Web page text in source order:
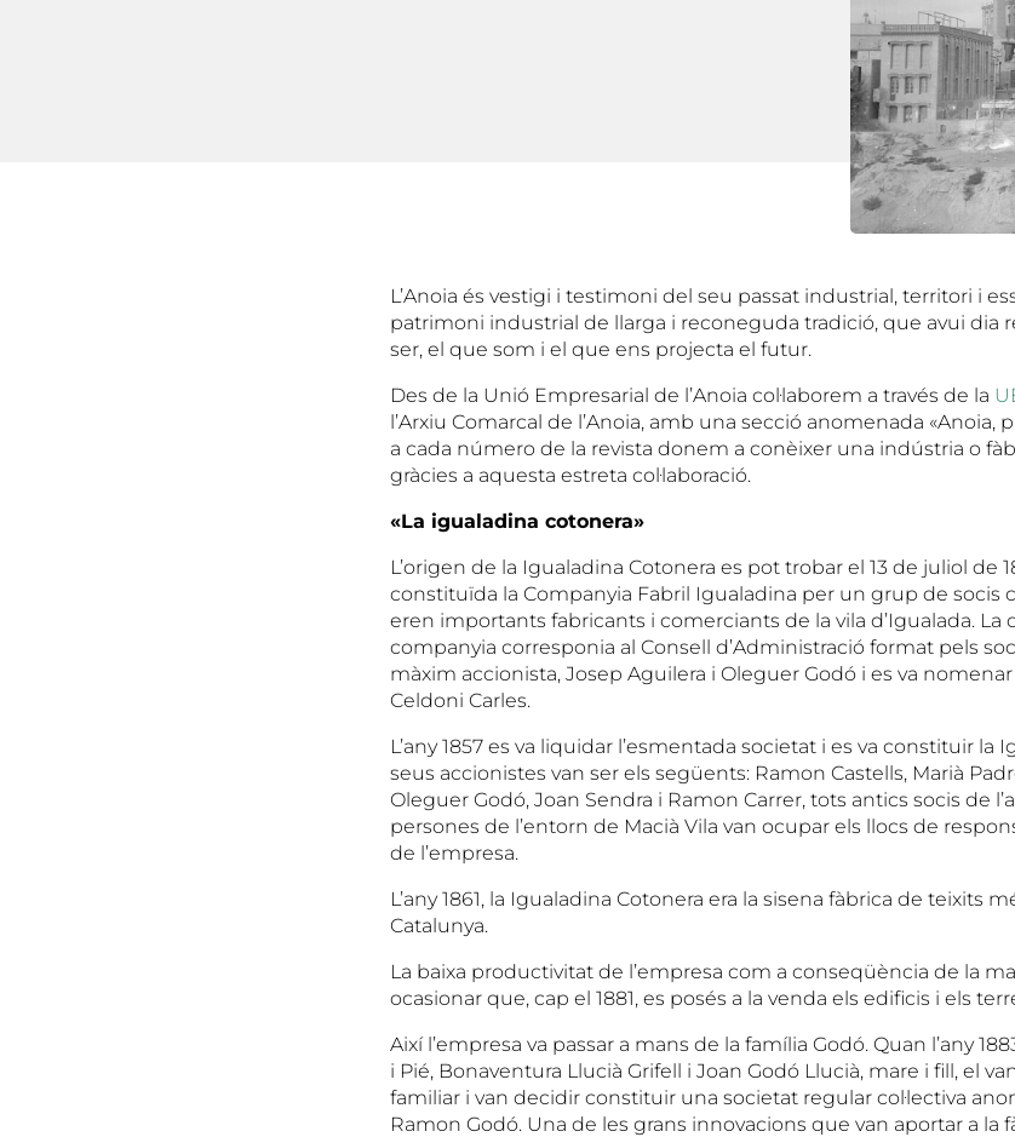
L’Anoia és vestigi i testimoni del seu passat industrial, territori i
patrimoni industrial de llarga i reconeguda tradició, que avui dia
ser, el que som i el que ens projecta el futur.
Des de la Unió Empresarial de l’Anoia col·laborem a través de la
l’Arxiu Comarcal de l’Anoia, amb una secció anomenada «Anoia,
a cada número de la revista donem a conèixer una indústria o
gràcies a aquesta estreta col·laboració.
«La igualadina cotonera»
L’origen de la Igualadina Cotonera es pot trobar el 13 de juliol de
constituïda la Companyia Fabril Igualadina per un grup de socis
eren importants fabricants i comerciants de la vila d’Igualada. La
companyia corresponia al Consell d’Administració format pels
màxim accionista, Josep Aguilera i Oleguer Godó i es va
Celdoni Carles.
L’any 1857 es va liquidar l’esmentada societat i es va constituir la
seus accionistes van ser els següents: Ramon Castells, Marià
Oleguer Godó, Joan Sendra i Ramon Carrer, tots antics socis de
persones de l’entorn de Macià Vila van ocupar els llocs de
de l’empresa.
L’any 1861, la Igualadina Cotonera era la sisena fàbrica de teixits
Catalunya.
La baixa productivitat de l’empresa com a conseqüència de la
ocasionar que, cap el 1881, es posés a la venda els edificis i els
Així l’empresa va passar a mans de la família Godó. Quan l’any
i Pié, Bonaventura Llucià Grifell i Joan Godó Llucià, mare i fill, el
familiar i van decidir constituir una societat regular col·lectiva
Ramon Godó. Una de les grans innovacions que van aportar a la